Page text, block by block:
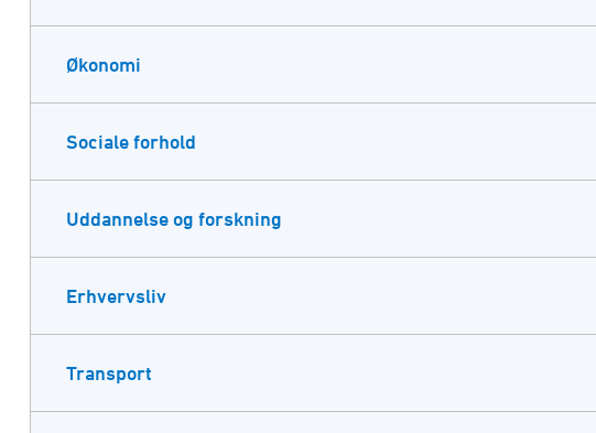
Økonomi
Sociale forhold
Uddannelse og forskning
Erhvervsliv
Transport